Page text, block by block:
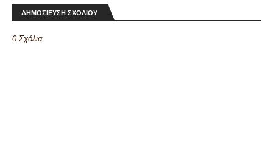
ΔΗΜΟΣΙΕΥΣΗ ΣΧΟΛΙΟΥ
0 Σχόλια